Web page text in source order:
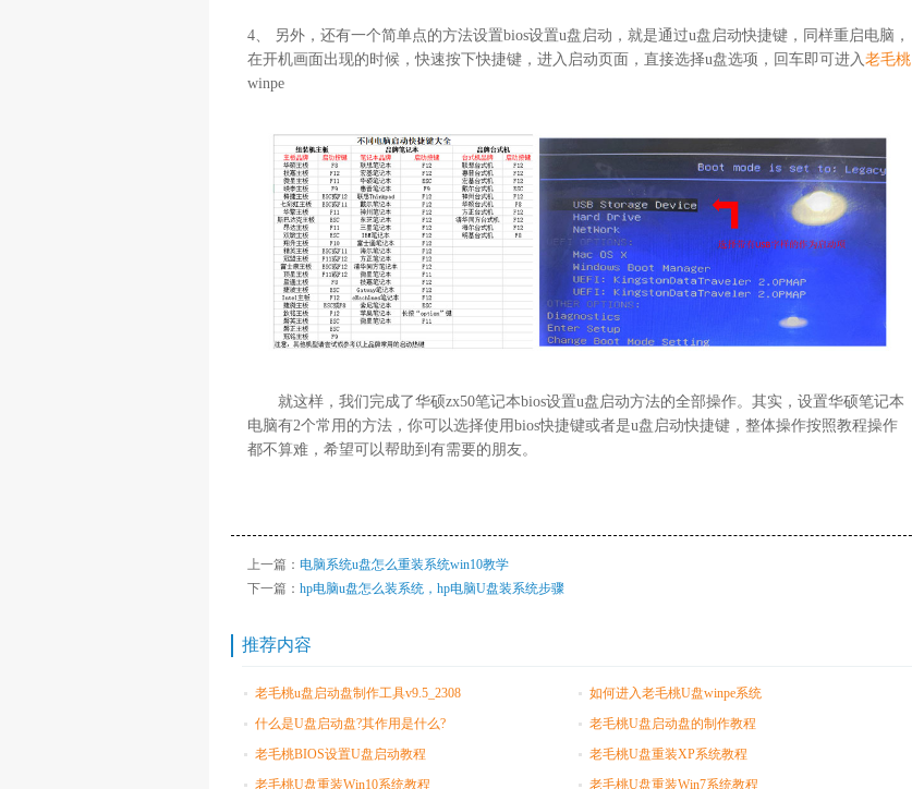
4、 另外，还有一个简单点的方法设置bios设置u盘启动，就是通过u盘启动快捷键，同样重启电脑，
在开机画面出现的时候，快速按下快捷键，进入启动页面，直接选择u盘选项，回车即可进入 老毛桃
winpe
就这样，我们完成了华硕zx50笔记本bios设置u盘启动方法的全部操作。其实，设置华硕笔记本
电脑有2个常用的方法，你可以选择使用bios快捷键或者是u盘启动快捷键，整体操作按照教程操作
都不算难，希望可以帮助到有需要的朋友。
上一篇： 电脑系统u盘怎么重装系统win10教学
下一篇： hp电脑u盘怎么装系统，hp电脑U盘装系统步骤
推荐内容
老毛桃u盘启动盘制作工具v9.5_2308
如何进入老毛桃U盘winpe系统
什么是U盘启动盘?其作用是什么?
老毛桃U盘启动盘的制作教程
老毛桃BIOS设置U盘启动教程
老毛桃U盘重装XP系统教程
老毛桃U盘重装Win10系统教程
老毛桃U盘重装Win7系统教程